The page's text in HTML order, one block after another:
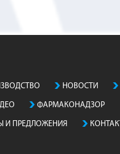
НОВОСТИ
ФАРМАКОНАДЗОР
И ПРЕДЛОЖЕНИЯ КОНТАКТ